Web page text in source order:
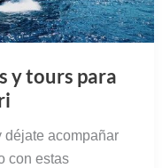
y tours para
déjate acompañar
con estas